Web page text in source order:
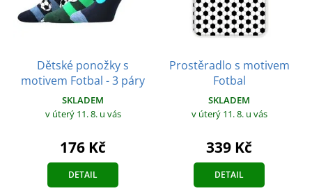
Dětské ponožky s
motivem Fotbal - 3 páry
SKLADEM
v úterý 11. 8. u vás
176 Kč
DETAIL
Prostěradlo s motivem
Fotbal
SKLADEM
v úterý 11. 8. u vás
339 Kč
DETAIL